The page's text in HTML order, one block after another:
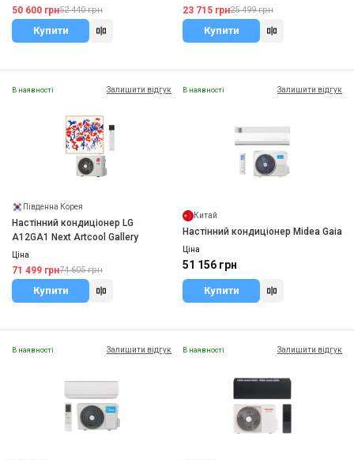
50 600 грн52 440 грн
Купити
23 715 грн25 499 грн
Купити
В наявності Залишити відгук
Південна Корея
Настінний кондиціонер LG
A12GA1 Next Artcool Gallery
Ціна
71 499 грн74 605 грн
Купити
В наявності Залишити відгук
Китай
Настінний кондиціонер Midea Gaia
Ціна
51 156 грн
Купити
В наявності Залишити відгук В наявності Залишити відгук